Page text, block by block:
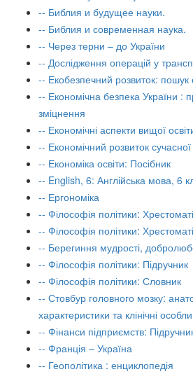
-- Библия и будущее науки.
-- Библия и современная наука.
-- Через терни – до України
-- Дослідження операцій у
-- Екобезпечний розвиток: пошук
-- Економічна безпека України :
зміцнення
-- Економічні аспекти вищої
-- Економічний розвиток сучасної
-- Економіка освіти: Посібник
-- English, 6: Англійська мова, 6
-- Ергономіка
-- Філософія політики:
-- Філософія політики:
-- Берегиння мудрості,
-- Філософія політики: Підручник
-- Філософія політики: Словник
-- Стовбур головного мозку:
характеристики та клінічні
-- Фінанси підприємств:
-- Франція – Україна
-- Геополітика : енциклопедія